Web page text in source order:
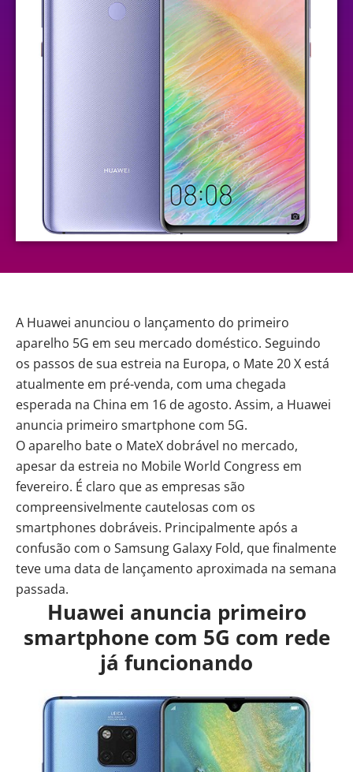
A Huawei anunciou o lançamento do primeiro
aparelho 5G em seu mercado doméstico. Seguindo
os passos de sua estreia na Europa, o Mate 20 X está
atualmente em pré-venda, com uma chegada
esperada na China em 16 de agosto. Assim, a Huawei
anuncia primeiro smartphone com 5G.
O aparelho bate o MateX dobrável no mercado,
apesar da estreia no Mobile World Congress em
fevereiro. É claro que as empresas são
compreensivelmente cautelosas com os
smartphones dobráveis. Principalmente após a
confusão com o Samsung Galaxy Fold, que finalmente
teve uma data de lançamento aproximada na semana
passada.
Huawei anuncia primeiro
smartphone com 5G com rede
já funcionando